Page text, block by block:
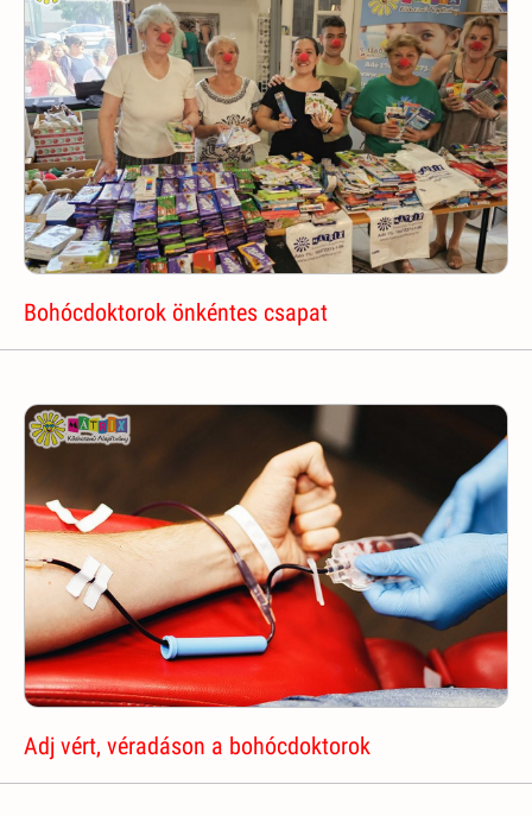
Bohócdoktorok önkéntes csapat
Adj vért, véradáson a bohócdoktorok